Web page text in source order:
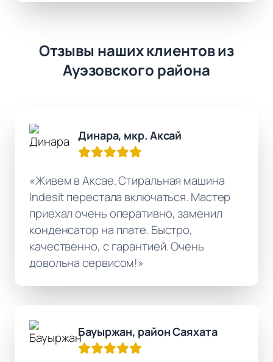
Отзывы наших клиентов из
Ауэзовского района
Динара, мкр. Аксай
«Живем в Аксае. Стиральная машина
Indesit перестала включаться. Мастер
приехал очень оперативно, заменил
конденсатор на плате. Быстро,
качественно, с гарантией. Очень
довольна сервисом!»
Бауыржан, район Саяхата